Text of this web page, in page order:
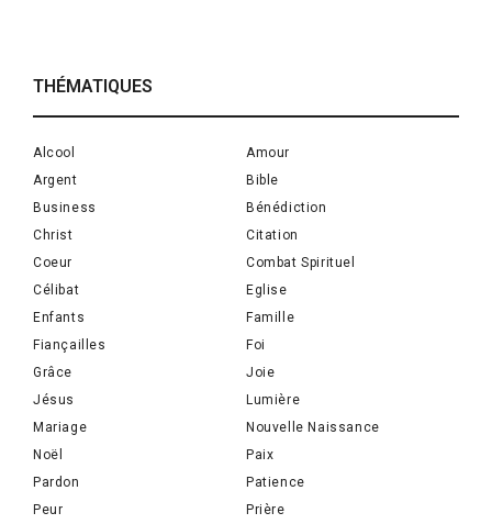
THÉMATIQUES
Alcool
Amour
Argent
Bible
Business
Bénédiction
Christ
Citation
Coeur
Combat Spirituel
Célibat
Eglise
Enfants
Famille
Fiançailles
Foi
Grâce
Joie
Jésus
Lumière
Mariage
Nouvelle Naissance
Noël
Paix
Pardon
Patience
Peur
Prière